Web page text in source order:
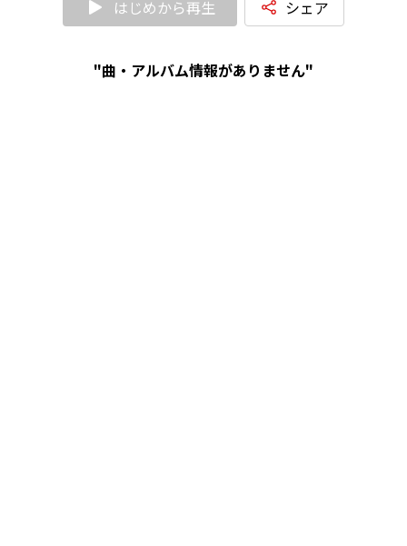
はじめから再生 シェア
"曲・アルバム情報がありません"